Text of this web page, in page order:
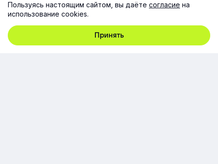
Продукт
Ресурсы
Пользуясь настоящим сайтом, вы даёте согласие на
использование cookies.
Принять